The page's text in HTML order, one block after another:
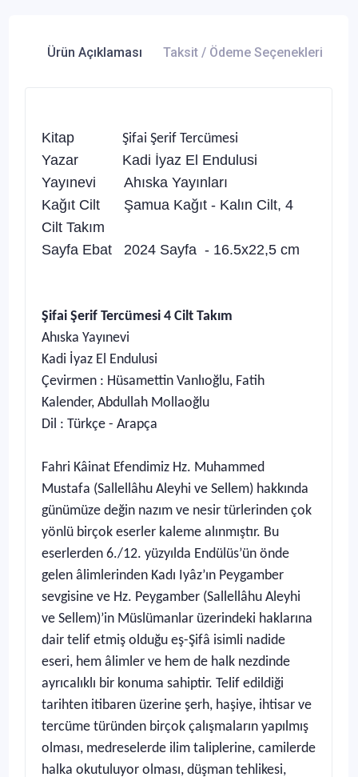
Ürün Açıklaması Taksit / Ödeme Seçenekleri
Kitap Şifai Şerif Tercümesi
Yazar Kadi İyaz El Endulusi
Yayınevi Ahıska Yayınları
Kağıt Cilt Şamua Kağıt - Kalın Cilt, 4
Cilt Takım
Sayfa Ebat 2024 Sayfa - 16.5x22,5 cm
Şifai Şerif Tercümesi 4 Cilt Takım
Ahıska Yayınevi
Kadi İyaz El Endulusi
Çevirmen : Hüsamettin Vanlıoğlu, Fatih
Kalender, Abdullah Mollaoğlu
Dil : Türkçe - Arapça
Fahri Kâinat Efendimiz Hz. Muhammed
Mustafa (Sallellâhu Aleyhi ve Sellem) hakkında
günümüze değin nazım ve nesir türlerinden çok
yönlü birçok eserler kaleme alınmıştır. Bu
eserlerden 6./12. yüzyılda Endülüs’ün önde
gelen âlimlerinden Kadı Iyâz’ın Peygamber
sevgisine ve Hz. Peygamber (Sallellâhu Aleyhi
ve Sellem)’in Müslümanlar üzerindeki haklarına
dair telif etmiş olduğu eş-Şifâ isimli nadide
eseri, hem âlimler ve hem de halk nezdinde
ayrıcalıklı bir konuma sahiptir. Telif edildiği
tarihten itibaren üzerine şerh, haşiye, ihtisar ve
tercüme türünden birçok çalışmaların yapılmış
olması, medreselerde ilim taliplerine, camilerde
halka okutuluyor olması, düşman tehlikesi,